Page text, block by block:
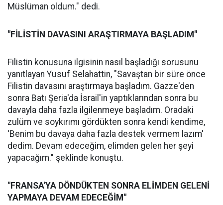
Müslüman oldum." dedi.
"FİLİSTİN DAVASINI ARAŞTIRMAYA BAŞLADIM"
Filistin konusuna ilgisinin nasıl başladığı sorusunu
yanıtlayan Yusuf Selahattin, "Savaştan bir süre önce
Filistin davasını araştırmaya başladım. Gazze'den
sonra Batı Şeria'da İsrail'in yaptıklarından sonra bu
davayla daha fazla ilgilenmeye başladım. Oradaki
zulüm ve soykırımı gördükten sonra kendi kendime,
'Benim bu davaya daha fazla destek vermem lazım'
dedim. Devam edeceğim, elimden gelen her şeyi
yapacağım." şeklinde konuştu.
"FRANSA'YA DÖNDÜKTEN SONRA ELİMDEN GELENİ
YAPMAYA DEVAM EDECEĞİM"